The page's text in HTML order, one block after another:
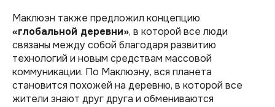
Маклюэн также предложил концепцию
«глобальной деревни», в которой все люди
связаны между собой благодаря развитию
технологий и новым средствам массовой
коммуникации. По Маклюэну, вся планета
становится похожей на деревню, в которой все
жители знают друг друга и обмениваются